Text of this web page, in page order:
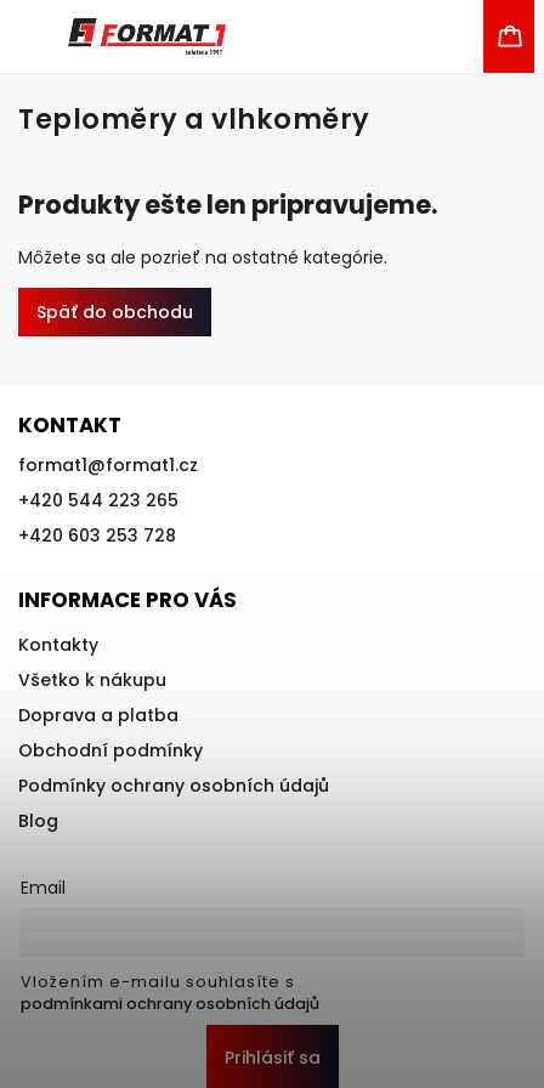
Teploměry a vlhkoměry
Produkty ešte len pripravujeme.
Môžete sa ale pozrieť na ostatné kategórie.
Späť do obchodu
KONTAKT
format1@format1.cz
+420 544 223 265
+420 603 253 728
INFORMACE PRO VÁS
Kontakty
Všetko k nákupu
Doprava a platba
Obchodní podmínky
Podmínky ochrany osobních údajů
Blog
Email
Vložením e-mailu souhlasíte s
podmínkami ochrany osobních údajů
Prihlásiť sa